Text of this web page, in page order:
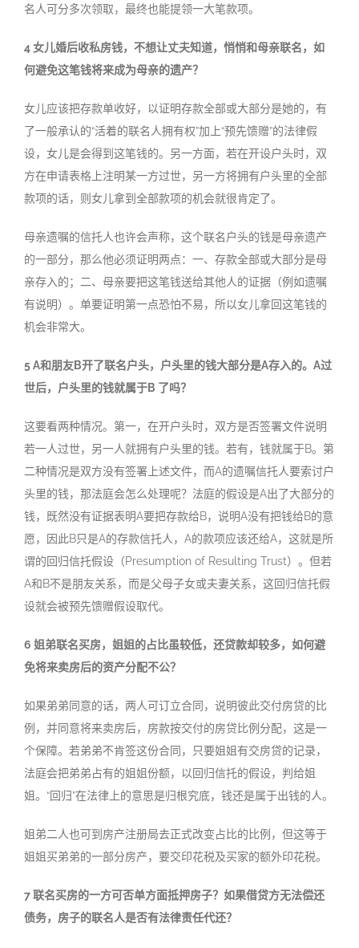
名人可分多次领取，最终也能提领一大笔款项。
4 女儿婚后收私房钱，不想让丈夫知道，悄悄和母亲联名，如
何避免这笔钱将来成为母亲的遗产？
女儿应该把存款单收好，以证明存款全部或大部分是她的，有
了一般承认的“活着的联名人拥有权”加上“预先馈赠”的法律假
设，女儿是会得到这笔钱的。另一方面，若在开设户头时，双
方在申请表格上注明某一方过世，另一方将拥有户头里的全部
款项的话，则女儿拿到全部款项的机会就很肯定了。
母亲遗嘱的信托人也许会声称，这个联名户头的钱是母亲遗产
的一部分，那么他必须证明两点：一、存款全部或大部分是母
亲存入的；二、母亲要把这笔钱送给其他人的证据（例如遗嘱
有说明）。单要证明第一点恐怕不易，所以女儿拿回这笔钱的
机会非常大。
5 A和朋友B开了联名户头，户头里的钱大部分是A存入的。A过
世后，户头里的钱就属于B 了吗？
这要看两种情况。第一，在开户头时，双方是否签署文件说明
若一人过世，另一人就拥有户头里的钱。若有，钱就属于B。第
二种情况是双方没有签署上述文件，而A的遗嘱信托人要索讨户
头里的钱，那法庭会怎么处理呢？法庭的假设是A出了大部分的
钱，既然没有证据表明A要把存款给B，说明A没有把钱给B的意
愿，因此B只是A的存款信托人，A的款项应该还给A，这就是所
谓的回归信托假设（Presumption of Resulting Trust）。但若
A和B不是朋友关系，而是父母子女或夫妻关系，这回归信托假
设就会被预先馈赠假设取代。
6 姐弟联名买房，姐姐的占比虽较低，还贷款却较多，如何避
免将来卖房后的资产分配不公？
如果弟弟同意的话，两人可订立合同，说明彼此交付房贷的比
例，并同意将来卖房后，房款按交付的房贷比例分配，这是一
个保障。若弟弟不肯签这份合同，只要姐姐有交房贷的记录，
法庭会把弟弟占有的姐姐份额，以回归信托的假设，判给姐
姐。“回归”在法律上的意思是归根究底，钱还是属于出钱的人。
姐弟二人也可到房产注册局去正式改变占比的比例，但这等于
姐姐买弟弟的一部分房产，要交印花税及买家的额外印花税。
7 联名买房的一方可否单方面抵押房子？如果借贷方无法偿还
债务，房子的联名人是否有法律责任代还？